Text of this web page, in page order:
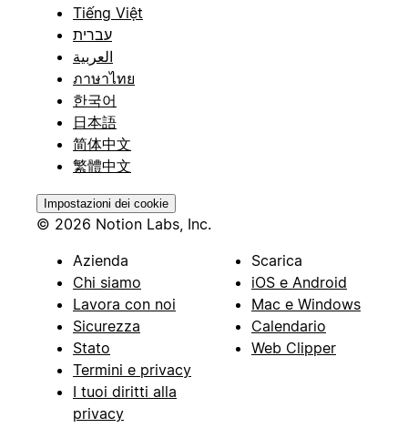
Tiếng Việt
עברית
العربية
ภาษาไทย
한국어
日本語
简体中文
繁體中文
Impostazioni dei cookie
© 2026 Notion Labs, Inc.
Azienda
Chi siamo
Lavora con noi
Sicurezza
Stato
Termini e privacy
I tuoi diritti alla
privacy
Scarica
iOS e Android
Mac e Windows
Calendario
Web Clipper